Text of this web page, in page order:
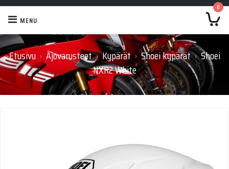
0
MENU
Etusivu › Ajovarusteet › Kypärät › Shoei kypärät › Shoei
NXR2 White